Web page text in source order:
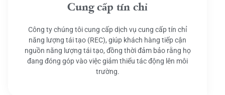
Cung cấp tín chỉ
Công ty chúng tôi cung cấp dịch vụ cung cấp tín chỉ
năng lượng tái tạo (REC), giúp khách hàng tiếp cận
nguồn năng lượng tái tạo, đồng thời đảm bảo rằng họ
đang đóng góp vào việc giảm thiểu tác động lên môi
trường.